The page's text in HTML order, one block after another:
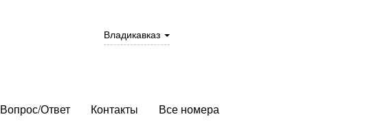
Владикавказ
Вопрос/Ответ Контакты Все номера